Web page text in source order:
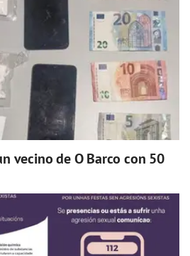
vecino de O Barco con 50